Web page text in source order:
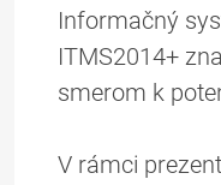
Informačný
ITMS2014+
smerom k
V rámci